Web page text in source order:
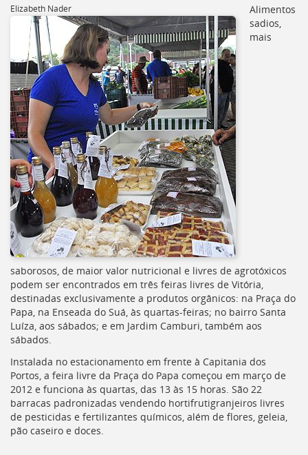
[]
Ir
para
o
Portal
de
Serviços
[]
Ir
para
a
lista
de
secretarias
[]
Ir
para
a
página
de
legislação
[]
Ir
para
a
de
notícias
[]
Ir
para
o
Elizabeth Nader
Alimentos
sadios,
mais
saborosos, de maior valor nutricional e livres de agrotóxicos
podem ser encontrados em três feiras livres de Vitória,
destinadas exclusivamente a produtos orgânicos: na Praça do
Papa, na Enseada do Suá, às quartas-feiras; no bairro Santa
Luíza, aos sábados; e em Jardim Camburi, também aos
sábados.
Instalada no estacionamento em frente à Capitania dos
Portos, a feira livre da Praça do Papa começou em março de
2012 e funciona às quartas, das 13 às 15 horas. São 22
barracas padronizadas vendendo hortifrutigranjeiros livres
de pesticidas e fertilizantes químicos, além de flores, geleia,
pão caseiro e doces.